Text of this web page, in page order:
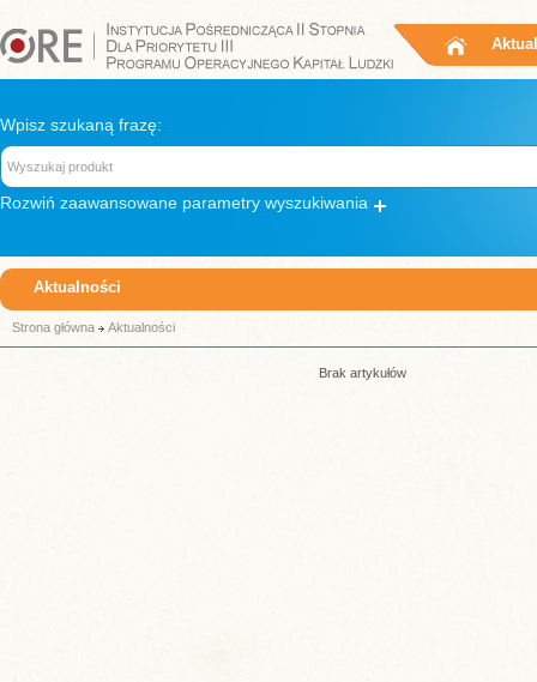
Wpisz szukaną frazę:
Rozwiń zaawansowane parametry wyszukiwania
Aktualności
Strona główna Aktualności
Brak artykułów